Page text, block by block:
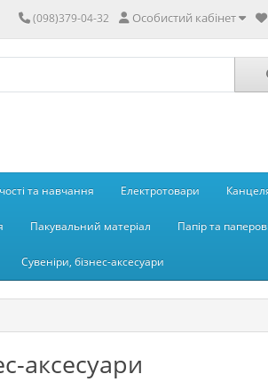
(098)379-04-32 Особистий кабінет
та навчання Електротовари
Пакувальний матеріал Папір та
Сувеніри, бізнес-аксесуари
аксесуари